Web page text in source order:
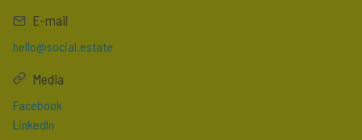
E-mail
hello@social.estate
Media
Facebook
LinkedIn